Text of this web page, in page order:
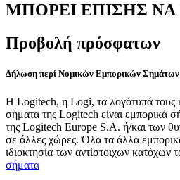
ΜΠΟΡΕΙ ΕΠΙΣΗΣ
Προβολή πρόσφατων
Δήλωση περί Νομικών Εμπορικών Σημάτων
Η Logitech, η Logi, τα λογότυπά τους
σήματα της Logitech είναι εμπορικά
της Logitech Europe S.A. ή/και των
σε άλλες χώρες. Όλα τα άλλα
ιδιοκτησία των αντίστοιχων κατόχων
σήματα